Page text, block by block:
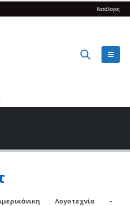
Κατάλογος
Λογοτεχνία –